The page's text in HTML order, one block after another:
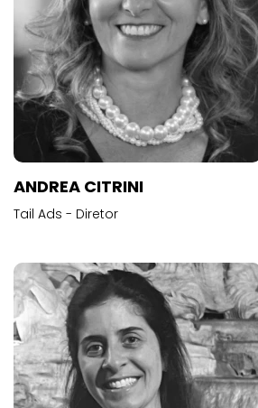
ANDREA CITRINI
Tail Ads - Diretor